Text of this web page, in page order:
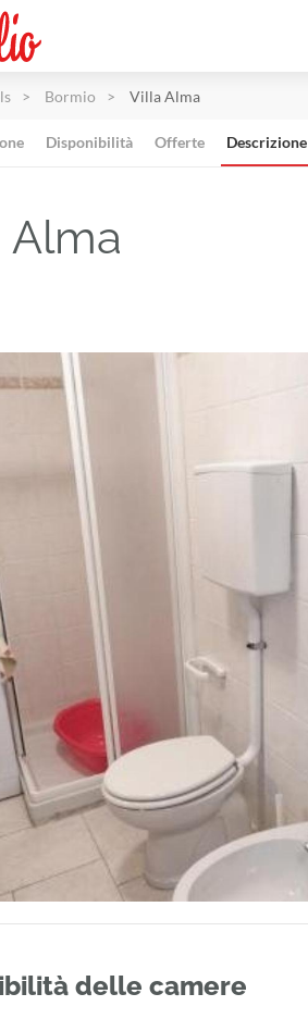
Bormio Villa Alma
Disponibilità Offerte Descrizione
Alma
delle camere